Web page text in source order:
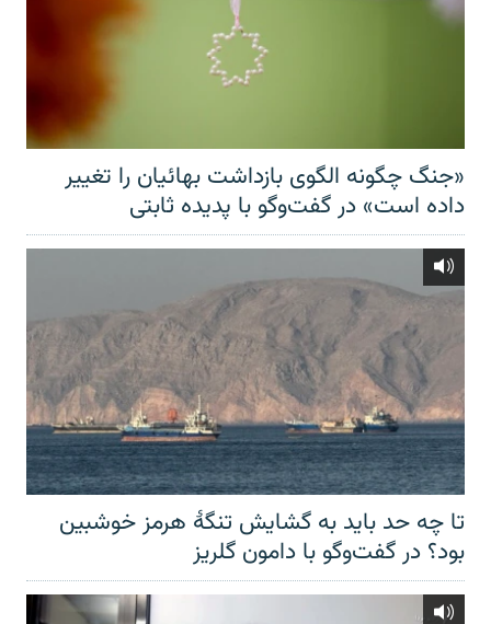
«جنگ چگونه الگوی بازداشت بهائیان را تغییر
داده است» در گفت‌وگو با پدیده ثابتی
تا چه حد باید به گشایش تنگهٔ هرمز خوشبین
بود؟ در گفت‌وگو با دامون گلریز